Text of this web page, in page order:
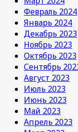
Февраль 2024
Январь 2024
Декабрь 2023
Ноябрь 2023
Октябрь 2023
Сентябрь
Август 2023
Июль 2023
Июнь 2023
Май 2023
Апрель 2023